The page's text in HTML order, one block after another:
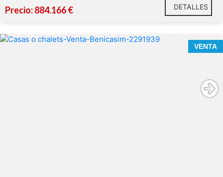
Precio: 884.166 € DETALLES
VENTA